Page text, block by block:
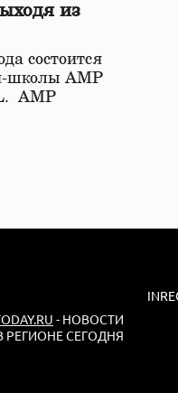
из
состоится
школы АМР
АМР
- НОВОСТИ
РЕГИОНЕ СЕГОДНЯ